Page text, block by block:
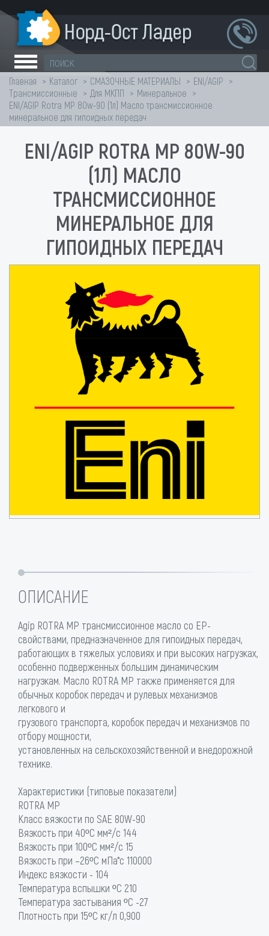
Главная Каталог СМАЗОЧНЫЕ МАТЕРИАЛЫ
ENI/AGIP
Трансмиссионные
Для МКПП
Минеральное
ENI/AGIP Rotra MP 80w-90 (1л) Масло трансмиссионное
минеральное для гипоидных передач
ENI/AGIP ROTRA MP 80W-90
(1Л) МАСЛО
ТРАНСМИССИОННОЕ
МИНЕРАЛЬНОЕ ДЛЯ
ГИПОИДНЫХ ПЕРЕДАЧ
ОПИСАНИЕ
Agip ROTRA MP трансмиссионное масло со EP-
свойствами, предназначенное для гипоидных передач,
работающих в тяжелых условиях и при высоких нагрузках,
особенно подверженных большим динамическим
нагрузкам. Масло ROTRA MP также применяется для
обычных коробок передач и рулевых механизмов
легкового и
грузового транспорта, коробок передач и механизмов по
отбору мощности,
установленных на сельскохозяйственной и внедорожной
технике.
Характеристики (типовые показатели)
ROTRA MP
Класс вязкости по SAE 80W-90
Вязкость при 40ºС мм²/с 144
Вязкость при 100ºС мм²/с 15
Вязкость при –26ºС мПа*с 110000
Индекс вязкости - 104
Температура вспышки ºС 210
Температура застывания ºС -27
Плотность при 15ºС кг/л 0,900